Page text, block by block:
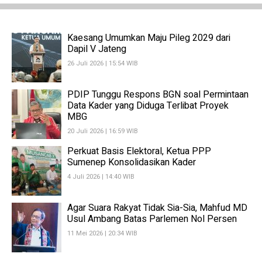
Kaesang Umumkan Maju Pileg 2029 dari
Dapil V Jateng
26 Juli 2026 | 15:54 WIB
PDIP Tunggu Respons BGN soal Permintaan
Data Kader yang Diduga Terlibat Proyek
MBG
20 Juli 2026 | 16:59 WIB
Perkuat Basis Elektoral, Ketua PPP
Sumenep Konsolidasikan Kader
4 Juli 2026 | 14:40 WIB
Agar Suara Rakyat Tidak Sia-Sia, Mahfud MD
Usul Ambang Batas Parlemen Nol Persen
11 Mei 2026 | 20:34 WIB